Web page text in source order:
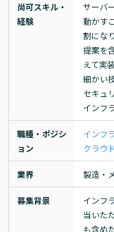
尚可スキル・
経験
サーバ
動かす
割にな
提案を
えて実
細かい
セキュ
インフ
職種・ポジシ
ョン
インフ
クラウ
業界 製造・
募集背景
インフ
当いた
も含め